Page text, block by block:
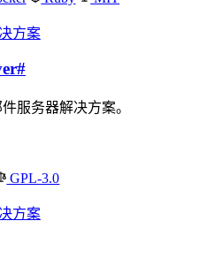
方案
#
服务器解决方案。
GPL-3.0
方案